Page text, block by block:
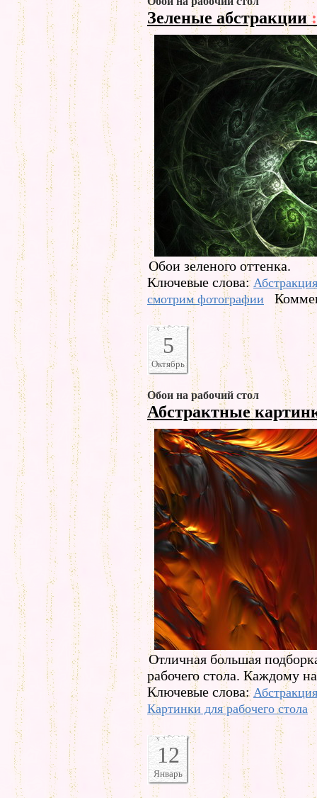
Зеленые абстракции
Обои зеленого оттенка.
Ключевые слова: Абстракция
смотрим фотографии
5
Октябрь
Обои на рабочий стол
Абстрактные
Отличная большая
рабочего стола. Каждому
Ключевые слова:Абстракция
Картинки для рабочего стола
12
Январь